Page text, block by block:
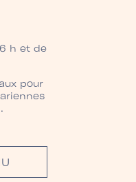
h et de
pour